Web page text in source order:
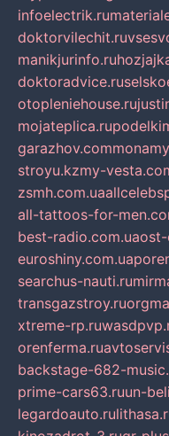
infoelectrik.ru
doktorvilechit.ru
manikjurinfo.ru
doktoradvice.ru
otopleniehouse.ru
mojateplica.ru
garazhov.com
stroyu.kzmy-
zsmh.com.ua
all-tattoos-for-
best-radio.com.uaost-
euroshiny.com.ua
searchus-nauti.ru
transgazstroy.ru
xtreme-rp.ru
orenferma.ru
backstage-682-
prime-cars63.ruun-
legardoauto.ru